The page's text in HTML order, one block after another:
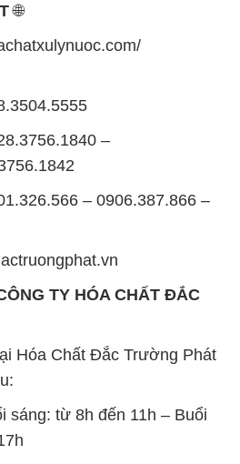
🌐
–
– 0906.387.866 –
TY HÓA CHẤT ĐẮC
Hóa Chất Đắc Trường Phát
sáng: từ 8h đến 11h – Buổi